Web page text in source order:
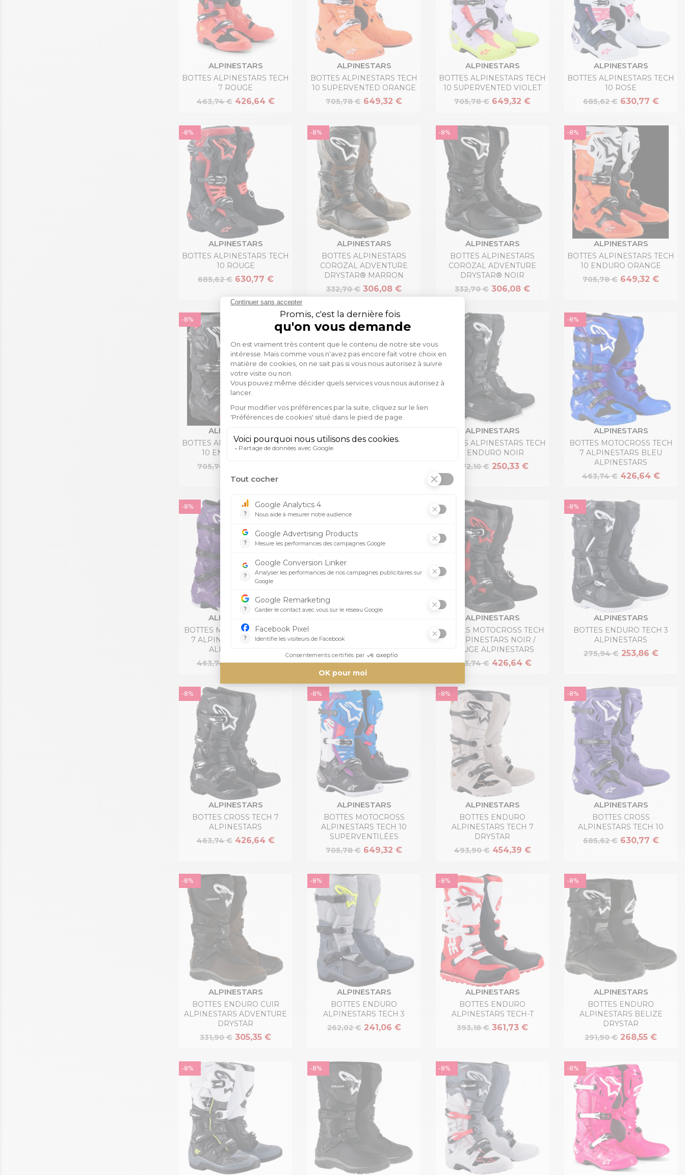
ALPINESTARS
BOTTES ALPINESTARS TECH
7 ROUGE
463,74 € 426,64 €
ALPINESTARS
BOTTES ALPINESTARS TECH
10 SUPERVENTED ORANGE
705,78 € 649,32 €
ALPINESTARS
BOTTES ALPINESTARS TECH
10 SUPERVENTED VIOLET
705,78 € 649,32 €
ALPINESTARS
BOTTES ALPINESTARS TECH
10 ROSE
685,62 € 630,77 €
ALPINESTARS
BOTTES ALPINESTARS TECH
10 ROUGE
685,62 € 630,77 €
-8%
ALPINESTARS
BOTTES ALPINESTARS
COROZAL ADVENTURE
DRYSTAR® MARRON
332,70 € 306,08 €
-8%
ALPINESTARS
BOTTES ALPINESTARS
COROZAL ADVENTURE
DRYSTAR® NOIR
332,70 € 306,08 €
-8%
ALPINESTARS
BOTTES ALPINESTARS TECH
10 ENDURO ORANGE
705,78 € 649,32 €
-8%
ALPINESTARS
BOTTES ALPINESTARS TECH
10 ENDURO NOIR
705,78 €
-8%
BOTTES ALPINESTARS TECH
10 ENDURO ROUGE
-8%
ALPINESTARS
BOTTES ALPINESTARS TECH
3 ENDURO NOIR
272,10 € 250,33 €
ALPINESTARS
BOTTES MOTOCROSS TECH
7 ALPINESTARS BLEU
ALPINESTARS
463,74 € 426,64 €
-8%
ALPINESTARS
BOTTES MOTOCROSS TECH
7 ALPINESTARS VIOLET
ALPINESTARS
463,74 € 426,64 €
-8%
7 DIVA ALPINESTARS ROSE
463,74 € 426,64 €
-8%
ALPINESTARS
BOTTES MOTOCROSS TECH
7 ALPINESTARS NOIR /
ROUGE ALPINESTARS
463,74 € 426,64 €
-8%
ALPINESTARS
BOTTES ENDURO TECH 3
ALPINESTARS
275,94 € 253,86 €
-8%
ALPINESTARS
BOTTES CROSS TECH 7
ALPINESTARS
463,74 € 426,64 €
-8%
ALPINESTARS
BOTTES MOTOCROSS
ALPINESTARS TECH 10
SUPERVENTILÉES
705,78 € 649,32 €
-8%
ALPINESTARS
BOTTES ENDURO
ALPINESTARS TECH 7
DRYSTAR
493,90 € 454,39 €
-8%
ALPINESTARS
BOTTES CROSS
ALPINESTARS TECH 10
685,62 € 630,77 €
-8%
ALPINESTARS
BOTTES ENDURO CUIR
ALPINESTARS ADVENTURE
DRYSTAR
331,90 € 305,35 €
-8%
ALPINESTARS
BOTTES ENDURO
ALPINESTARS TECH 3
262,02 € 241,06 €
-8%
ALPINESTARS
BOTTES ENDURO
ALPINESTARS TECH-T
393,18 € 361,73 €
-8%
ALPINESTARS
BOTTES ENDURO
ALPINESTARS BELIZE
DRYSTAR
291,90 € 268,55 €
-8%
-8% -8% -8% -8%